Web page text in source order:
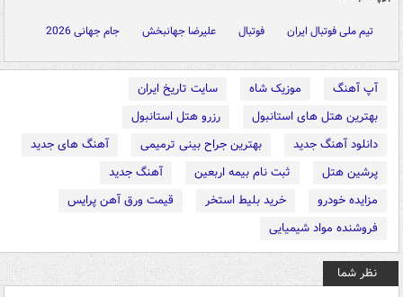
تیم ملی فوتبال ایران فوتبال علیرضا جهانبخش جام جهانی 2026
آپ آهنگ موزیک شاه
سایت تاریخ ایران
بهترین هتل های استانبول
رزرو هتل استانبول
دانلود آهنگ جدید
بهترین جراح بینی ترمیمی
آهنگ های جدید
پرشین هتل
ثبت نام بیمه اربعین
آهنگ جدید
مزایده خودرو
خرید بلیط استخر
قیمت ورق آهن پرایس
فروشنده مواد شیمیایی
نظر شما